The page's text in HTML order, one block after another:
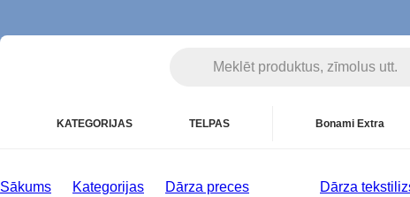
KATEGORIJAS TELPAS Bonami Extra
Sākums Kategorijas Dārza preces Dārza